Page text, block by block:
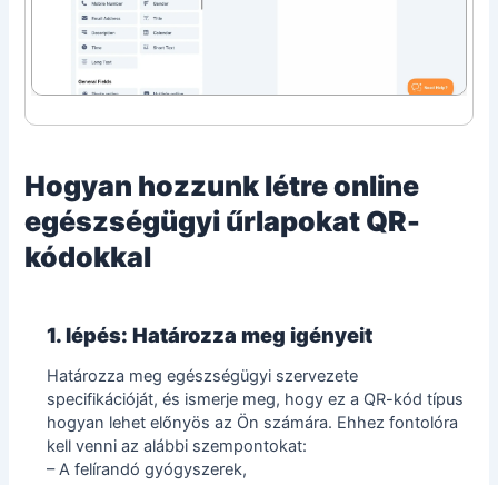
Hogyan hozzunk létre online
egészségügyi űrlapokat QR-
kódokkal
1. lépés: Határozza meg igényeit
Határozza meg egészségügyi szervezete
specifikációját, és ismerje meg, hogy ez a QR-kód típus
hogyan lehet előnyös az Ön számára. Ehhez fontolóra
kell venni az alábbi szempontokat:
– A felírandó gyógyszerek,